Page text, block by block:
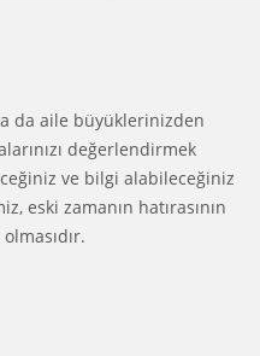
da aile büyüklerinizden
değerlendirmek
ve bilgi alabileceğiniz
eski zamanın hatırasının